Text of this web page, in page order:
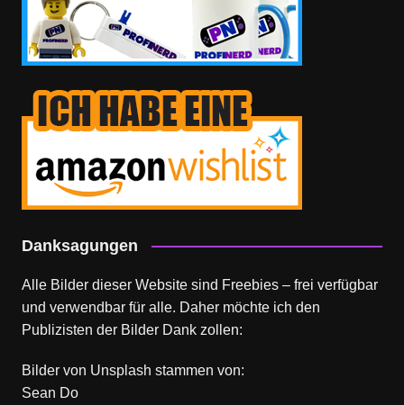
Danksagungen
Alle Bilder dieser Website sind Freebies – frei verfügbar
und verwendbar für alle. Daher möchte ich den
Publizisten der Bilder Dank zollen:
Bilder von Unsplash stammen von:
Sean Do